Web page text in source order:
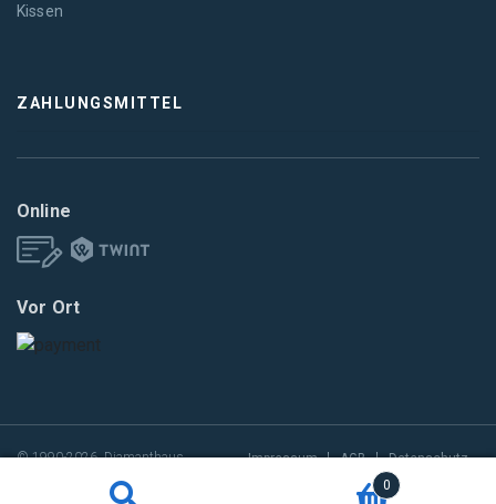
Kissen
ZAHLUNGSMITTEL
Online
Vor Ort
0
© 1990-2026, Diamanthaus Impressum AGB Datenschutz